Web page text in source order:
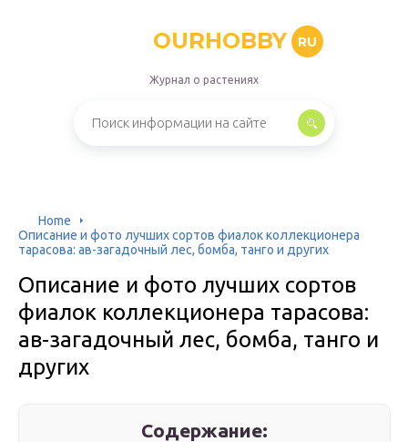
OURHOBBY RU
Журнал о растениях
Home
Описание и фото лучших сортов фиалок коллекционера
тарасова: ав-загадочный лес, бомба, танго и других
Описание и фото лучших сортов
фиалок коллекционера тарасова:
ав-загадочный лес, бомба, танго и
других
Содержание: